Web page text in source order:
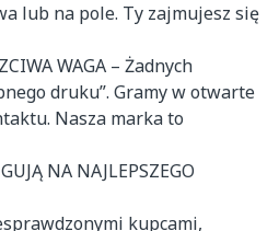
lub na pole. Ty zajmujesz się
WAGA – Żadnych
druku”. Gramy w otwarte
Nasza marka to
NA NAJLEPSZEGO
kupcami,